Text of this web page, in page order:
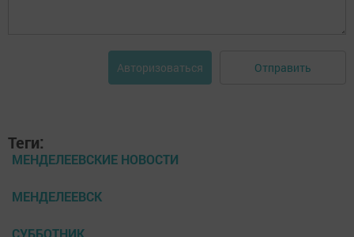
Авторизоваться Отправить
Теги:
МЕНДЕЛЕЕВСКИЕ НОВОСТИ
МЕНДЕЛЕЕВСК
СУББОТНИК